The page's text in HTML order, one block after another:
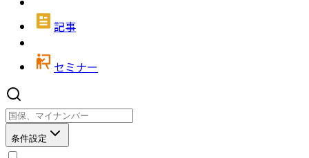
記事
セミナー
条件設定